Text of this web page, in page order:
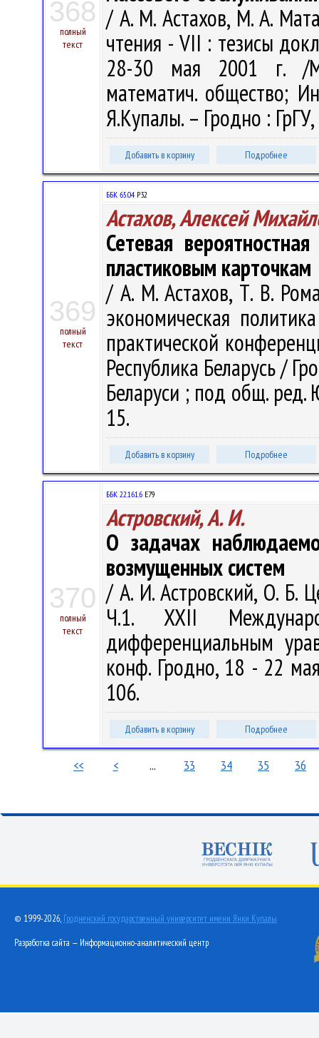
368
полный
текст
/ А. М. Астахов, М. А.
чтения - VII : тезисы
28-30 мая 2001 г. /
математич. общество;
Я.Купалы. – Гродно :
Добавить в корзину Подробнее
369
полный
текст
ББК 65.04 Р32
Астахов, Алексей
Сетевая
пластиковым карточкам
/ А. М. Астахов, Т. В.
экономическая
практической
Республика Беларусь /
Беларуси ; под общ. ред.
15.
Добавить в корзину Подробнее
370
полный
текст
ББК 22.161.6 Е79
Астровский, А. И.
О задачах
возмущенных систем
/ А. И. Астровский, О. Б.
Ч.1. XXII
дифференциальным
конф. Гродно, 18 - 22
106.
Добавить в корзину Подробнее
<< < ... 33 34 35 36
© 1999-2026, Гродненский государственный университет имени Янки Купалы
Разработка сайта — Информационно-аналитический центр